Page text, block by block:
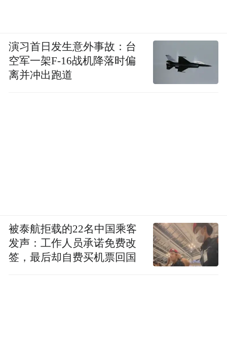
演习首日发生意外事故：台
空军一架F-16战机降落时偏
离并冲出跑道
被泰航拒载的22名中国乘客
发声：工作人员承诺免费改
签，最后却自费买机票回国